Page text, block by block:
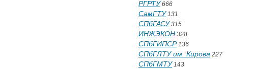
РГРТУ666
СамГТУ131
СПбГАСУ315
ИНЖЭКОН 328
СПбГИПСР136
СПбГЛТУ им. Кирова 227
СПбГМТУ143